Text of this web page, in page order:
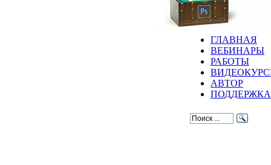
ГЛАВНАЯ
ВЕБИНАРЫ
РАБОТЫ
АВТОР
ПОДДЕРЖКА